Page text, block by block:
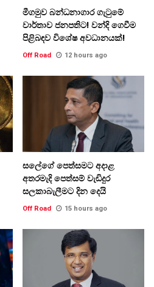
මීගමුව බන්ධනාගාර ගැටුමේ
වාර්තාව ජනපතිට! වන්දි ගෙවීම
පිළිබඳව විශේෂ අවධානයක්!
Off Road 12 hours ago
සලේගේ පෙත්සමට අදාළ
අතරමැදි පෙත්සම් වැඩිදුර
සලකාබැලීමට දින දෙයි
Off Road 15 hours ago